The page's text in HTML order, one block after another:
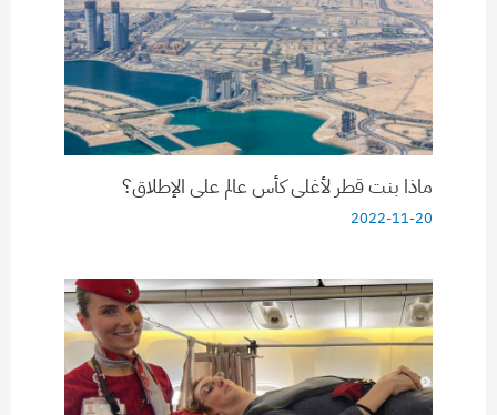
ماذا بنت قطر لأغلى كأس عالم على الإطلاق؟
2022-11-20